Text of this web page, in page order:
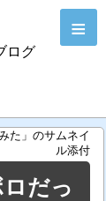
ログ
≡
た」のサムネイ
ル添付
だっ